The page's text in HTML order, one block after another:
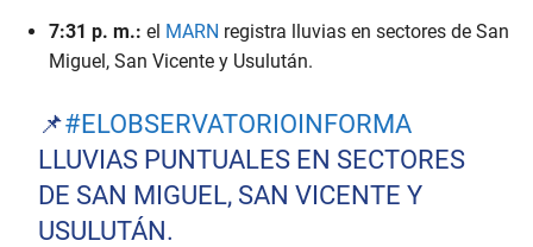
7:31 p. m.: el MARN registra lluvias en sectores de San
Miguel, San Vicente y Usulután.
📌#ELOBSERVATORIOINFORMA
LLUVIAS PUNTUALES EN SECTORES
DE SAN MIGUEL, SAN VICENTE Y
USULUTÁN.